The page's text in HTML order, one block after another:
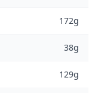
172g
38g
129g